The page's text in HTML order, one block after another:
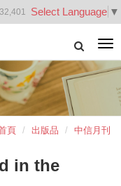
Select Language ▼
頁 出版品 中信月刊
in the